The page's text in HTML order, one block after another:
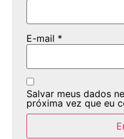
E-mail *
Salvar meus dados
próxima vez que eu